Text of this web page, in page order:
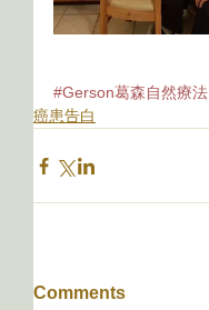
#Gerson葛森自然療法
癌患告白
Comments